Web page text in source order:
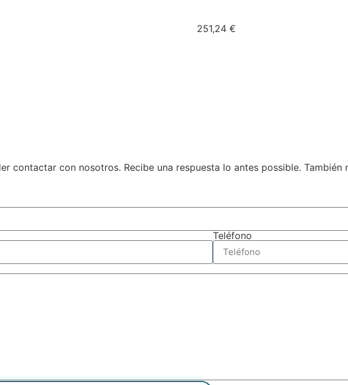
251,24€
contactar con nosotros. Recibe una respuesta lo antes possible.
Teléfono